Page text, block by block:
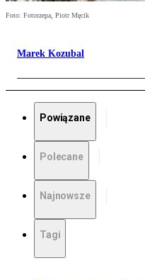
Foto: Fotorzepa, Piotr Męcik
Marek Kozubal
Powiązane
Polecane
Najnowsze
Tagi